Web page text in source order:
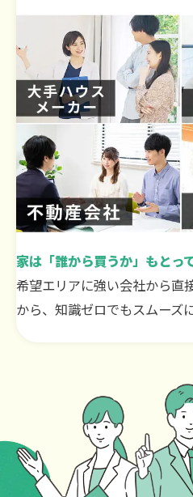
家は「誰から買うか」もとっ
希望エリアに強い会社から直
から、知識ゼロでもスムーズ